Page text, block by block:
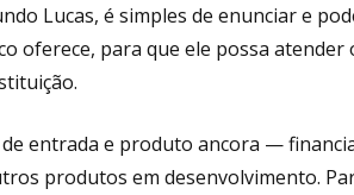
Lucas, é simples de enunciar e
oferece, para que ele possa atender
entrada e produto ancora —
produtos em desenvolvimento.